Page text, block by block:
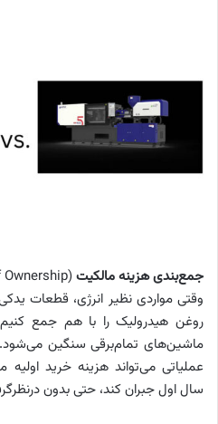
جمع‌بندی هزینه مالکیت(Total Cost of Ownership)
وقتی مواردی نظیر انرژی، قطعات
روغن هیدرولیک را با هم جمع
ماشین‌های تمام‌برقی سنگین می‌شود.
عملیاتی می‌تواند هزینه خرید
سال اول جبران کند، حتی بدون